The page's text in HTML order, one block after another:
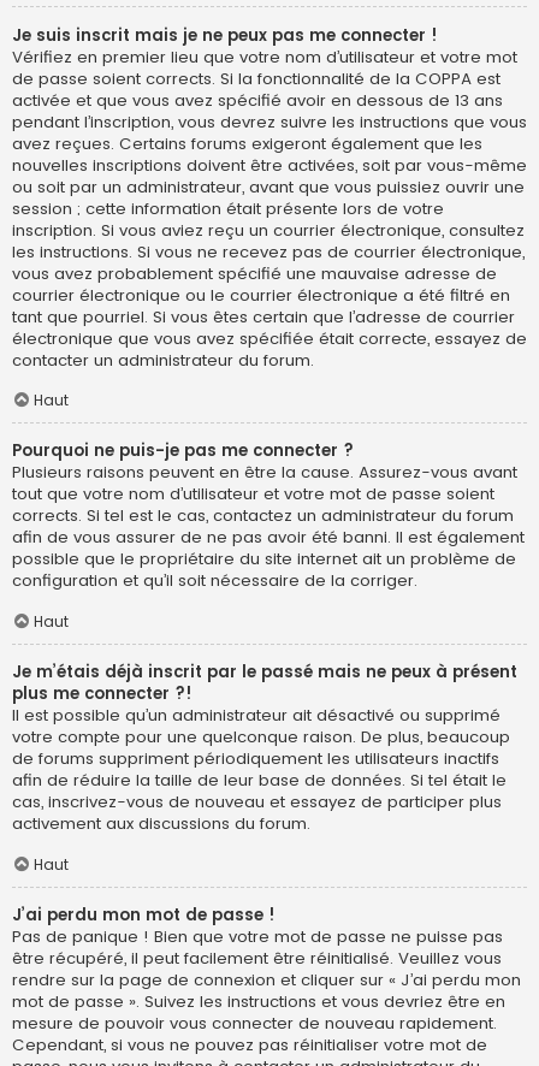
Je suis inscrit mais je ne peux pas me connecter !
Vérifiez en premier lieu que votre nom d’utilisateur et votre mot
de passe soient corrects. Si la fonctionnalité de la COPPA est
activée et que vous avez spécifié avoir en dessous de 13 ans
pendant l’inscription, vous devrez suivre les instructions que vous
avez reçues. Certains forums exigeront également que les
nouvelles inscriptions doivent être activées, soit par vous-même
ou soit par un administrateur, avant que vous puissiez ouvrir une
session ; cette information était présente lors de votre
inscription. Si vous aviez reçu un courrier électronique, consultez
les instructions. Si vous ne recevez pas de courrier électronique,
vous avez probablement spécifié une mauvaise adresse de
courrier électronique ou le courrier électronique a été filtré en
tant que pourriel. Si vous êtes certain que l’adresse de courrier
électronique que vous avez spécifiée était correcte, essayez de
contacter un administrateur du forum.
Haut
Pourquoi ne puis-je pas me connecter ?
Plusieurs raisons peuvent en être la cause. Assurez-vous avant
tout que votre nom d’utilisateur et votre mot de passe soient
corrects. Si tel est le cas, contactez un administrateur du forum
afin de vous assurer de ne pas avoir été banni. Il est également
possible que le propriétaire du site internet ait un problème de
configuration et qu’il soit nécessaire de la corriger.
Haut
Je m’étais déjà inscrit par le passé mais ne peux à présent
plus me connecter ?!
Il est possible qu’un administrateur ait désactivé ou supprimé
votre compte pour une quelconque raison. De plus, beaucoup
de forums suppriment périodiquement les utilisateurs inactifs
afin de réduire la taille de leur base de données. Si tel était le
cas, inscrivez-vous de nouveau et essayez de participer plus
activement aux discussions du forum.
Haut
J’ai perdu mon mot de passe !
Pas de panique ! Bien que votre mot de passe ne puisse pas
être récupéré, il peut facilement être réinitialisé. Veuillez vous
rendre sur la page de connexion et cliquer sur « J’ai perdu mon
mot de passe ». Suivez les instructions et vous devriez être en
mesure de pouvoir vous connecter de nouveau rapidement.
Cependant, si vous ne pouvez pas réinitialiser votre mot de